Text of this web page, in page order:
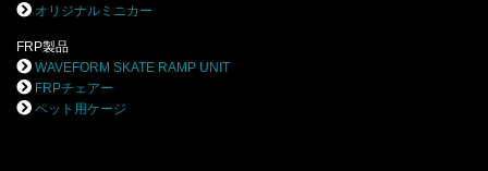
オリジナルミニカー
FRP製品
WAVEFORM SKATE RAMP UNIT
FRPチェアー
ペット用ケージ